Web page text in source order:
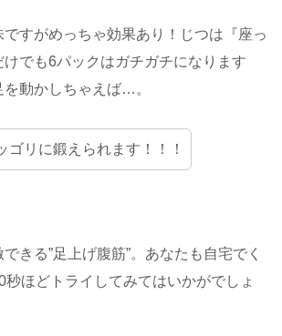
ですがめっちゃ効果あり！じつは『座っ
でも6パックはガチガチになります
を動かしちゃえば…。
ゴリに鍛えられます！！！
きる”足上げ腹筋”。あなたも自宅でく
ほどトライしてみてはいかがでしょ